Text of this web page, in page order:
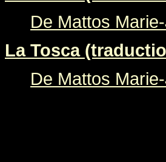
De Mattos
La Tosca
De Mattos